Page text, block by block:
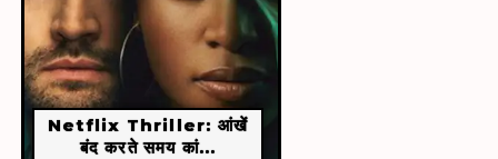
Netflix Thriller: आंखें
बंद करते समय कां...